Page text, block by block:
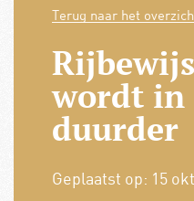
Terug naar het
wordt in
duurder
Geplaatst op: 15